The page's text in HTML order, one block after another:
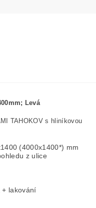
Levá
TAHOKOV s hliníkovou
(4000x1400*) mm
z ulice
+ lakování